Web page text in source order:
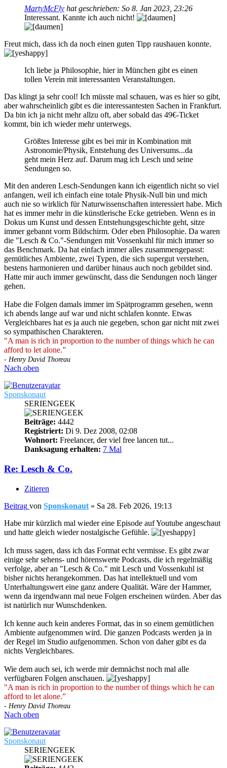
MartyMcFly hat geschrieben: So 8. Jan 2023, 23:26
Interessant. Kannte ich auch nicht!
Freut mich, dass ich da noch einen guten Tipp raushauen konnte.
Ich liebe ja Philosophie, hier in München gibt es einen
tollen Verein mit interessanten Veranstaltungen.
Das klingt ja sehr cool! Ich müsste mal schauen, was es hier so gibt,
aber wahrscheinlich gibt es die interessantesten Sachen in Frankfurt.
Da bin ich ja nicht mehr allzu oft, aber sobald das 49€-Ticket
kommt, bin ich wieder mehr unterwegs.
Größtes Interesse gibt es bei mir in Kombination mit
Astronomie/Physik, Entstehung des Universums...da
geht mein Herz auf. Darum mag ich Lesch und seine
Sendungen so.
Mit den anderen Lesch-Sendungen kann ich eigentlich nicht so viel
anfangen, weil ich einfach eine totale Physik-Null bin und mich
auch nie so wirklich für Naturwissenschaften interessiert habe. Mich
hat es immer mehr in die künstlerische Ecke getrieben. Wenn es in
Dokus um Kunst und dessen Entstehungsgeschichte geht, sitze
immer gebannt vorm Bildschirm. Oder eben Philosophie. Da waren
die "Lesch & Co."-Sendungen mit Vossenkuhl für mich immer so
das Benchmark. Da hat einfach immer alles zusammengepasst:
gemütliches Ambiente, zwei Typen, die sich supergut verstehen,
bestens harmonieren und darüber hinaus auch noch gebildet sind.
Hatte mir auch immer gewünscht, dass die Sendungen noch länger
gehen.
Habe die Folgen damals immer im Spätprogramm gesehen, wenn
ich abends lange auf war und nicht schlafen konnte. Etwas
Vergleichbares hat es ja auch nie gegeben, schon gar nicht mit zwei
so sympathischen Charakteren.
"A man is rich in proportion to the number of things which he can
afford to let alone.”
- Henry David Thoreau
Nach oben
Sponskonaut
SERIENGEEK
Beiträge: 4442
Registriert: Di 9. Dez 2008, 02:08
Wohnort: Freelancer, der viel free lancen tut...
Danksagung erhalten: 7 Mal
Re: Lesch & Co.
Zitieren
Beitrag von Sponskonaut » Sa 28. Feb 2026, 19:13
Habe mir kürzlich mal wieder eine Episode auf Youtube angeschaut
und hatte gleich wieder nostalgische Gefühle.
Ich muss sagen, dass ich das Format echt vermisse. Es gibt zwar
einige sehr sehens- und hörenswerte Podcasts, die ich regelmäßig
verfolge, aber an "Lesch & Co." mit Lesch und Vossenkuhl ist
bisher nichts herangekommen. Das hat intellektuell und vom
Unterhaltungswert eine ganz andere Qualität. Wäre der Hammer,
wenn da irgendwann mal neue Folgen erscheinen würden. Aber das
ist natürlich nur Wunschdenken.
Ich kenne auch kein anderes Format, das in so einem gemütlichen
Ambiente aufgenommen wird. Die ganzen Podcasts werden ja in
der Regel im Studio aufgenommen. Schon von daher gibt es da
nichts Vergleichbares.
Wie dem auch sei, ich werde mir demnächst noch mal alle
verfügbaren Folgen anschauen.
"A man is rich in proportion to the number of things which he can
afford to let alone.”
- Henry David Thoreau
Nach oben
Sponskonaut
SERIENGEEK